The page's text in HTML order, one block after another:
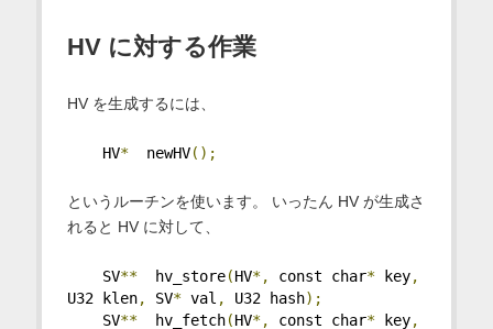
HV に対する作業
HV を生成するには、
HV* newHV();
というルーチンを使います。 いったん HV が生成さ
れると HV に対して、
SV** hv_store(HV*, const char* key,
U32 klen, SV* val , U32 hash);
SV** hv_fetch(HV*, const char* key,